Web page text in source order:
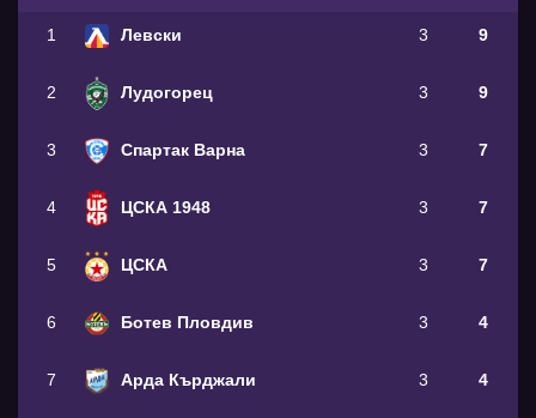
1 Левски 3 9
2 Лудогорец 3 9
3 Спартак Варна 3 7
4 ЦСКА 1948 3 7
5 ЦСКА 3 7
6 Ботев Пловдив 3 4
7 Арда Кърджали 3 4